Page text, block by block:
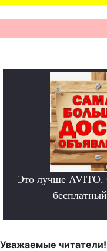
Это лучше AVITO.
Уважаемые читатели!